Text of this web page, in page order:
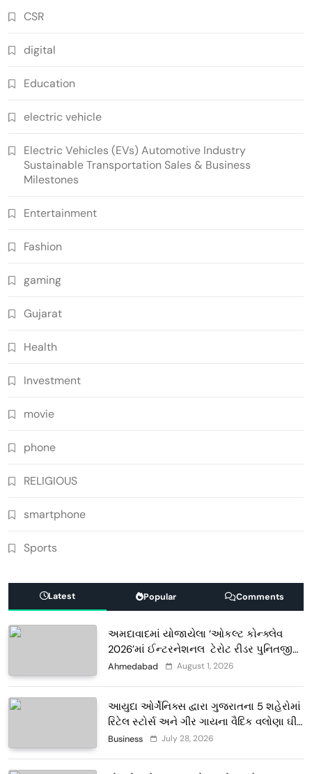
CSR
digital
Education
electric vehicle
Electric Vehicles (EVs) Automotive Industry
Sustainable Transportation Sales & Business
Milestones
Entertainment
Fashion
gaming
Gujarat
Health
Investment
movie
phone
RELIGIOUS
smartphone
Sports
Latest Popular Comments
અમદાવાદમાં યોજાયેલા ‘ઓકલ્ટ કોન્ક્લેવ
2026’માં ઈન્ટરનેશનલ ટેરોટ રીડર પુનિતજી
લુલ્લા એ ટેરોટ કાર્ડ રીડિંગ અંગે માહિતી આપી
Ahmedabad August 1, 2026
આયુદા ઓર્ગેનિક્સ દ્વારા ગુજરાતના 5 શહેરોમાં
રિટેલ સ્ટોર્સ અને ગીર ગાયના વૈદિક વલોણા ઘી-
દૂધની શુદ્ધ સેવાઓ સાથે વ્યાપક વિસ્તરણ
Business July 28, 2026